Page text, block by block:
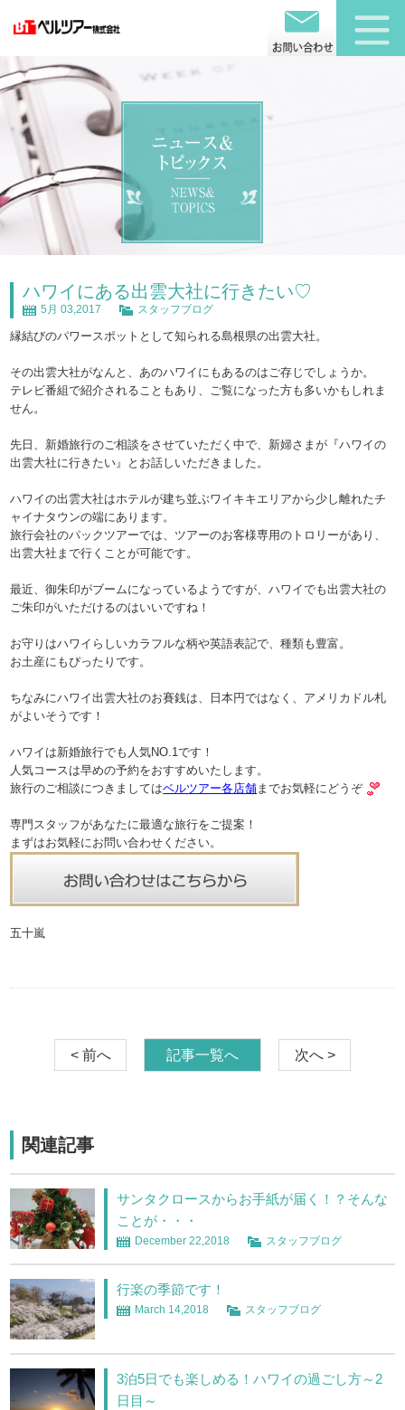
ハワイにある出雲大社に行きたい♡
5月 03,2017 スタッフブログ
縁結びのパワースポットとして知られる島根県の出雲大社。
その出雲大社がなんと、あのハワイにもあるのはご存じでしょうか。
テレビ番組で紹介されることもあり、ご覧になった方も多いかもしれま
せん。
先日、新婚旅行のご相談をさせていただく中で、新婦さまが『ハワイの
出雲大社に行きたい』とお話しいただきました。
ハワイの出雲大社はホテルが建ち並ぶワイキキエリアから少し離れたチ
ャイナタウンの端にあります。
旅行会社のパックツアーでは、ツアーのお客様専用のトロリーがあり、
出雲大社まで行くことが可能です。
最近、御朱印がブームになっているようですが、ハワイでも出雲大社の
ご朱印がいただけるのはいいですね！
お守りはハワイらしいカラフルな柄や英語表記で、種類も豊富。
お土産にもぴったりです。
ちなみにハワイ出雲大社のお賽銭は、日本円ではなく、アメリカドル札
がよいそうです！
ハワイは新婚旅行でも人気NO.1です！
人気コースは早めの予約をおすすめいたします。
旅行のご相談につきましてはベルツアー各店舗までお気軽にどうぞ
専門スタッフがあなたに最適な旅行をご提案！
まずはお気軽にお問い合わせください。
五十嵐
< 前へ 記事一覧へ 次へ >
関連記事
サンタクロースからお手紙が届く！？そんな
ことが・・・
December 22,2018 スタッフブログ
行楽の季節です！
March 14,2018 スタッフブログ
3泊5日でも楽しめる！ハワイの過ごし方～2
日目～